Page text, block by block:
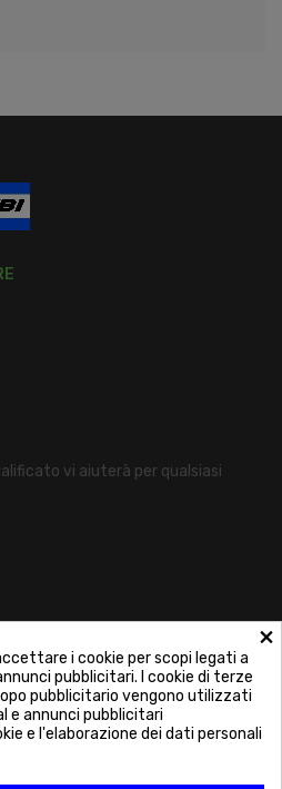
vi aiuterà per qualsiasi


×
i cookie per scopi legati a
pubblicitari. I cookie di terze
pubblicitario vengono utilizzati
e annunci pubblicitari
e l'elaborazione dei dati personali